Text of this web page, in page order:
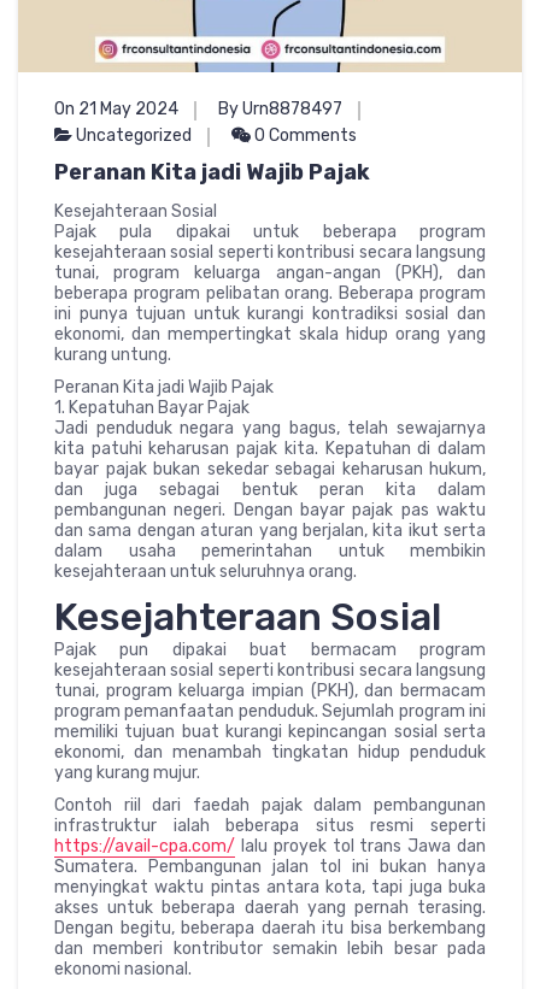
On 21 May 2024
By Urn8878497
Uncategorized
0 Comments
Peranan Kita jadi Wajib Pajak
Kesejahteraan Sosial
Pajak pula dipakai untuk beberapa program
kesejahteraan sosial seperti kontribusi secara langsung
tunai, program keluarga angan-angan (PKH), dan
beberapa program pelibatan orang. Beberapa program
ini punya tujuan untuk kurangi kontradiksi sosial dan
ekonomi, dan mempertingkat skala hidup orang yang
kurang untung.
Peranan Kita jadi Wajib Pajak
1. Kepatuhan Bayar Pajak
Jadi penduduk negara yang bagus, telah sewajarnya
kita patuhi keharusan pajak kita. Kepatuhan di dalam
bayar pajak bukan sekedar sebagai keharusan hukum,
dan juga sebagai bentuk peran kita dalam
pembangunan negeri. Dengan bayar pajak pas waktu
dan sama dengan aturan yang berjalan, kita ikut serta
dalam usaha pemerintahan untuk membikin
kesejahteraan untuk seluruhnya orang.
Kesejahteraan Sosial
Pajak pun dipakai buat bermacam program
kesejahteraan sosial seperti kontribusi secara langsung
tunai, program keluarga impian (PKH), dan bermacam
program pemanfaatan penduduk. Sejumlah program ini
memiliki tujuan buat kurangi kepincangan sosial serta
ekonomi, dan menambah tingkatan hidup penduduk
yang kurang mujur.
Contoh riil dari faedah pajak dalam pembangunan
infrastruktur ialah beberapa situs resmi seperti
https://avail-cpa.com/ lalu proyek tol trans Jawa dan
Sumatera. Pembangunan jalan tol ini bukan hanya
menyingkat waktu pintas antara kota, tapi juga buka
akses untuk beberapa daerah yang pernah terasing.
Dengan begitu, beberapa daerah itu bisa berkembang
dan memberi kontributor semakin lebih besar pada
ekonomi nasional.